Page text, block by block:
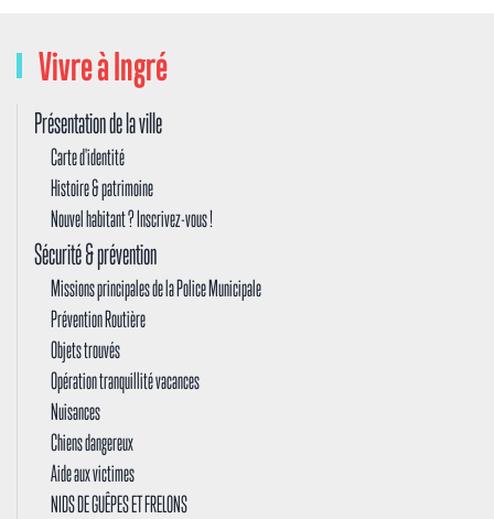
Vivre à Ingré
Présentation de la ville
Carte d'identité
Histoire & patrimoine
Nouvel habitant ? Inscrivez-vous !
Sécurité & prévention
Missions principales de la Police Municipale
Prévention Routière
Objets trouvés
Opération tranquillité vacances
Nuisances
Chiens dangereux
Aide aux victimes
NIDS DE GUÊPES ET FRELONS